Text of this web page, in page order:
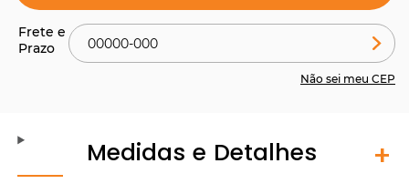
Não sei meu CEP
Medidas e Detalhes